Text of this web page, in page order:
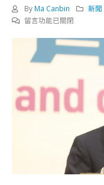
By Ma Canbin 新聞
在
2000
员
未
打
持
留言功能已關閉